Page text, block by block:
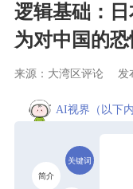
逻辑基础：
为对中国的恐
来源：大湾区评论 发
AI视界 （以下
关键词
简介